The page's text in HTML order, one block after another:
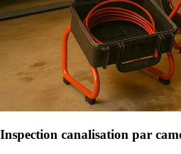
Inspection canalisation par